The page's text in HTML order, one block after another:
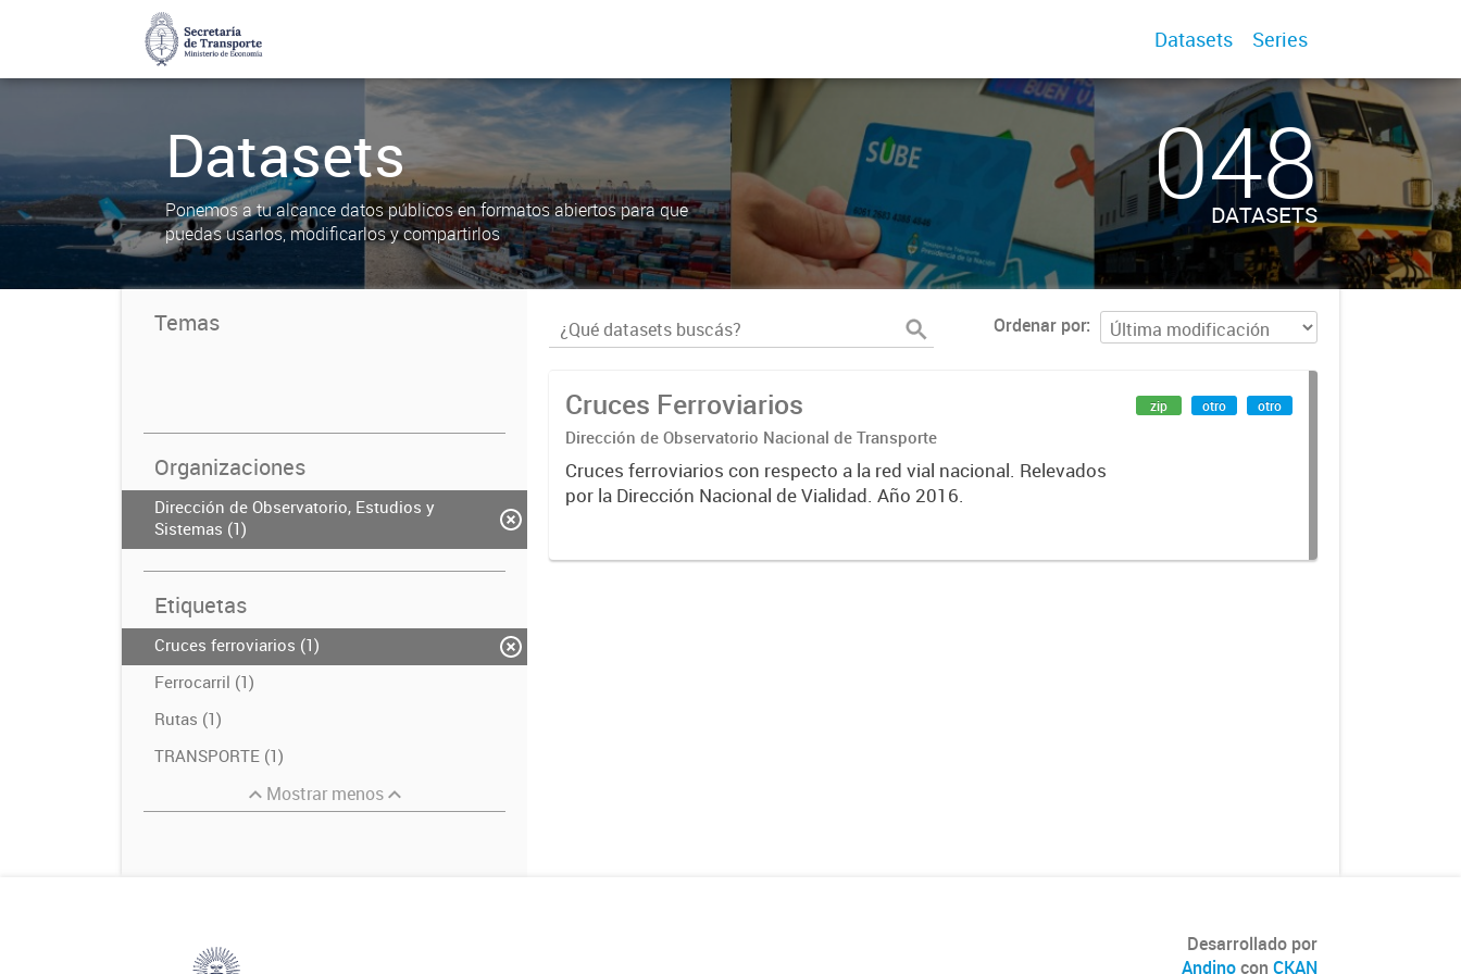
Datasets Series
Datasets
Ponemos a tu alcance datos públicos en formatos abiertos para que
puedas usarlos, modificarlos y compartirlos
048
DATASETS
Temas
Organizaciones
Dirección de Observatorio, Estudios y
Sistemas (1)
Etiquetas
Cruces ferroviarios (1)
Ferrocarril (1)
Rutas (1)
TRANSPORTE (1)
Mostrar menos
Ordenar por
Cruces Ferroviarios
Dirección de Observatorio Nacional de Transporte
Cruces ferroviarios con respecto a la red vial nacional. Relevados
por la Dirección Nacional de Vialidad. Año 2016.
zip otro otro
Desarrollado por
Andinocon CKAN